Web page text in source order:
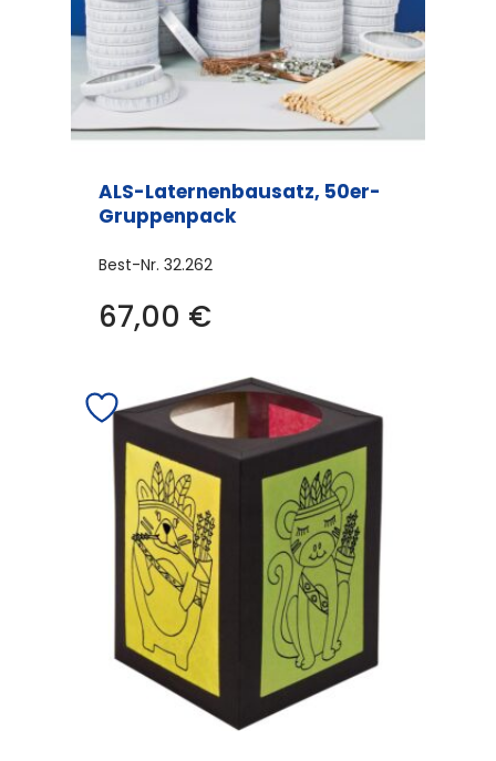
ALS-Laternenbausatz, 50er-
Gruppenpack
Best-Nr. 32.262
67,00 €